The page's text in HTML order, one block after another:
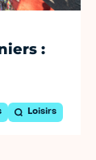
:
Loisirs